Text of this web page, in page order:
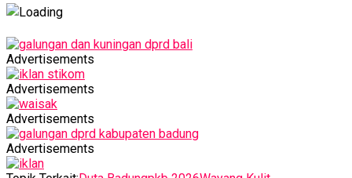
Advertisements
Advertisements
Advertisements
Advertisements